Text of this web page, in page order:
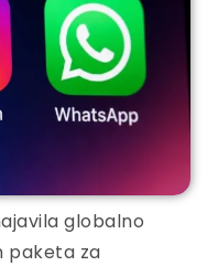
globalno
paketa za